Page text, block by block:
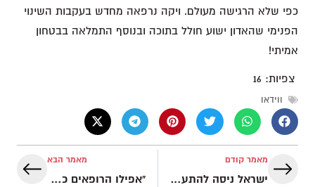
כפי שלא הרגישה מעולם. ויקה נרפאה מחדש בעקבות השינוי
הפנימי שהאדון ישוע חולל בתוכה ובנוסף התמלאה בבטחון
אמיתי!
צפיות: 16
ווידאו
מאמר קודם
ישראל ניסה להתעלם זמן מה, אך החליט לשלם את המחיר עבור התקווה והשלום האמיתיים!
מאמר הבא
"אפילו הרופאים כבר לא ראו תקווה" – סיפורה הרוחני המצמרר של ויקה